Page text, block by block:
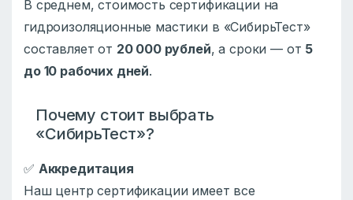
В среднем, стоимость сертификации на
гидроизоляционные мастики в «СибирьТест»
составляет от 20 000 рублей, а сроки — от 5
до 10 рабочих дней.
Почему стоит выбрать
«СибирьТест»?
✅ Аккредитация
Наш центр сертификации имеет все